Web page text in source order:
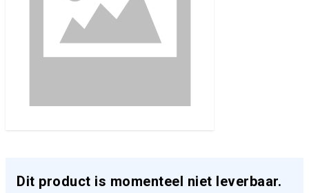
Dit product is momenteel niet leverbaar.